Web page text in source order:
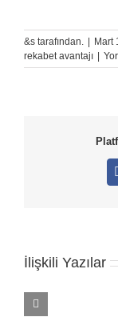
&s tarafından. | Mart
rekabet avantajı |
İlişkili Yazılar